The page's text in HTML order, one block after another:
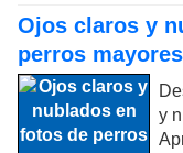
Ojos claros y
perros mayores
y